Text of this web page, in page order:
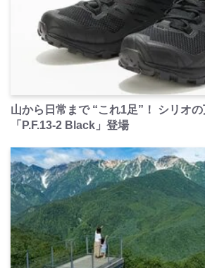
山から日常まで “これ1足”！ シリオ
「P.F.13-2 Black」登場